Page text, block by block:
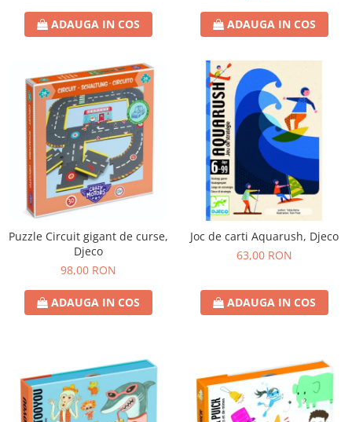
ADAUGA IN COS ADAUGA IN COS
Puzzle Circuit gigant de curse,
Djeco
98,00 RON
ADAUGA IN COS
Joc de carti Aquarush, Djeco
63,00 RON
ADAUGA IN COS